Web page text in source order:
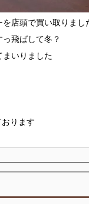
店頭で買い取りまし
飛ばして冬？
まいりました
ります